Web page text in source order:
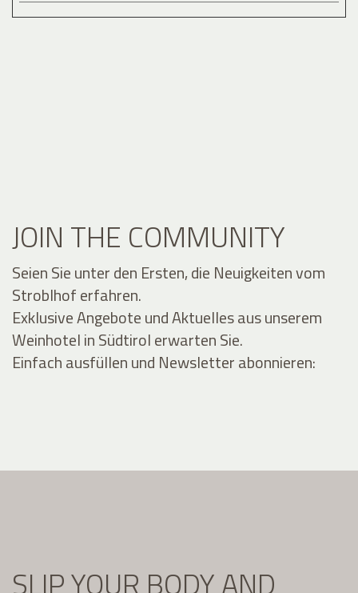
JOIN THE COMMUNITY
Seien Sie unter den Ersten, die Neuigkeiten vom
Stroblhof erfahren.
Exklusive Angebote und Aktuelles aus unserem
Weinhotel in Südtirol erwarten Sie.
Einfach ausfüllen und Newsletter abonnieren:
SLIP YOUR BODY AND